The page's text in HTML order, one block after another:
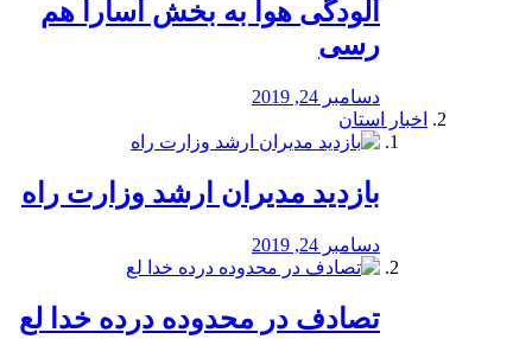
آلودگی هوا به بخش آسارا هم
رسی
دسامبر 24, 2019
اخبار استان
بازدید مدیران ارشد وزارت راه
دسامبر 24, 2019
تصادف در محدوده درده خدا لع